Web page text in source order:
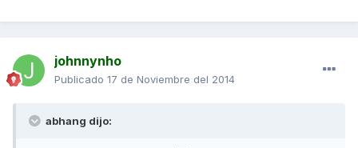
johnnynho
Publicado 17 de Noviembre del 2014
abhang dijo: